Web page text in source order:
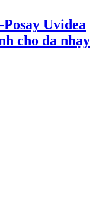
Uvidea
cho da nhạy